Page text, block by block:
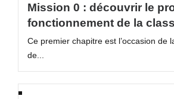
Mission 0 : découvrir le
fonctionnement de la
Ce premier chapitre est l’occasion de
de...